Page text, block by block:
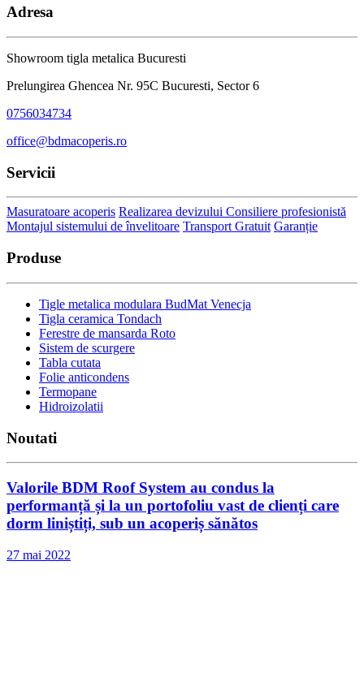
Adresa
Showroom tigla metalica Bucuresti
Prelungirea Ghencea Nr. 95C Bucuresti, Sector 6
0756034734
office@bdmacoperis.ro
Servicii
Masuratoare acoperis Realizarea devizului Consiliere profesionistă
Montajul sistemului de învelitoare Transport Gratuit Garanție
Produse
Tigle metalica modulara BudMat Venecja
Tigla ceramica Tondach
Ferestre de mansarda Roto
Sistem de scurgere
Tabla cutata
Folie anticondens
Termopane
Hidroizolatii
Noutati
Valorile BDM Roof System au condus la
performanță și la un portofoliu vast de clienți care
dorm liniștiți, sub un acoperiș sănătos
27 mai 2022